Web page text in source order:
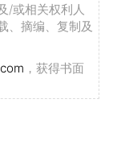
/或相关权利人
、摘编、复制及
，获得书面